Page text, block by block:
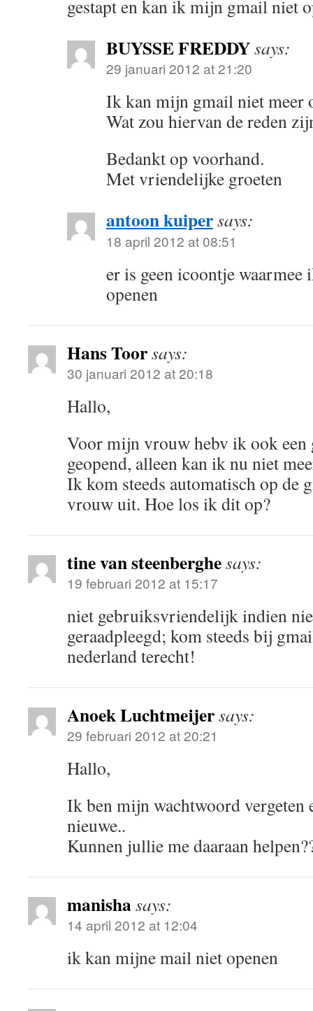
gestapt en kan ik mijn gmail niet
BUYSSE FREDDYsays:
29 januari 2012 at 21:20
Ik kan mijn gmail niet meer
Wat zou hiervan de reden
Bedankt op voorhand.
Met vriendelijke groeten
antoon kuipersays:
18 april 2012 at 08:51
er is geen icoontje
openen
Hans Toorsays:
30 januari 2012 at 20:18
Hallo,
Voor mijn vrouw hebv ik ook een
geopend, alleen kan ik nu niet
Ik kom steeds automatisch op de
vrouw uit. Hoe los ik dit op?
tine van steenberghesays:
19 februari 2012 at 15:17
niet gebruiksvriendelijk indien
geraadpleegd; kom steeds bij
nederland terecht!
Anoek Luchtmeijersays:
29 februari 2012 at 20:21
Hallo,
Ik ben mijn wachtwoord vergeten
nieuwe..
Kunnen jullie me daaraan
manishasays:
14 april 2012 at 12:04
ik kan mijne mail niet openen